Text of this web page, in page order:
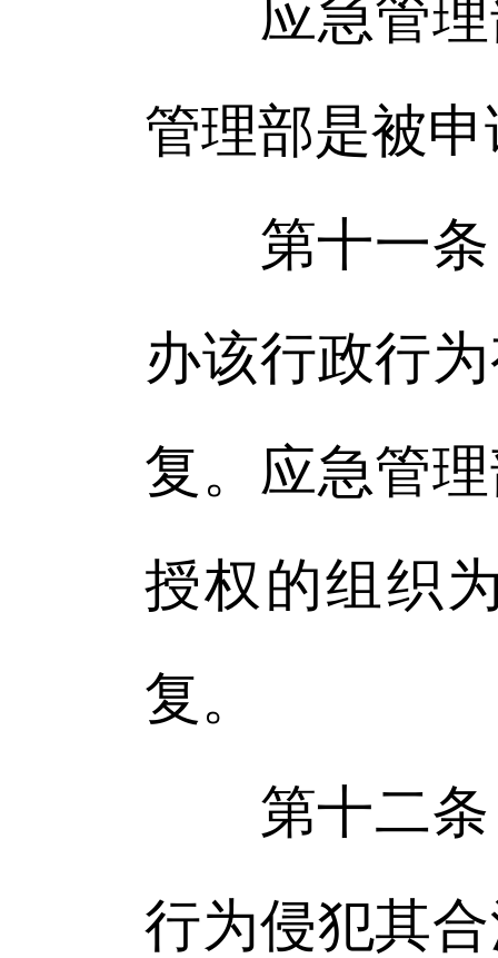
应急管理
管理部是被
第十一条
办该行政行
复。应急管
授权的组织
复。
第十二条
行为侵犯其